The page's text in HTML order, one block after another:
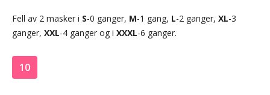
Fell av 2 masker i S-0 ganger, M-1 gang, L-2 ganger, XL-3
ganger, XXL-4 ganger og i XXXL-6 ganger.
10